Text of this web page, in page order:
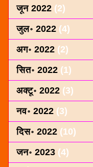
जून 2022 (2)
जुल॰ 2022 (4)
अग॰ 2022 (2)
सित॰ 2022 (1)
अक्टू॰ 2022 (3)
नव॰ 2022 (3)
दिस॰ 2022 (10)
जन॰ 2023 (4)